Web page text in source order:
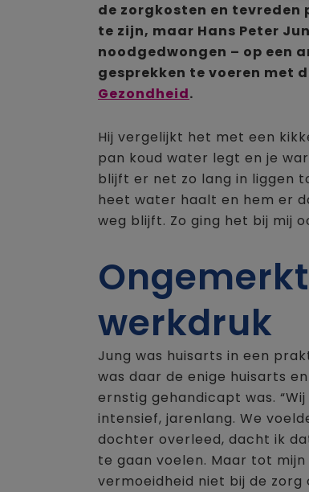
de zorgkosten en
te zijn, maar Hans Peter
noodgedwongen – op een
gesprekken te voeren met
Gezondheid.
Hij vergelijkt het met een
pan koud water legt en je
blijft er net zo lang in liggen
heet water haalt en hem er
weg blijft. Zo ging het bij mij
werkdruk
Jung was huisarts in een
was daar de enige huisarts
ernstig gehandicapt was.
intensief, jarenlang. We
dochter overleed, dacht ik
te gaan voelen. Maar tot
vermoeidheid niet bij de zorg